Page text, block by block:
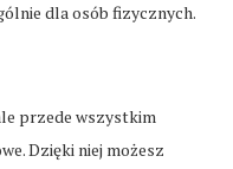
dla osób fizycznych.
przede wszystkim
Dzięki niej możesz